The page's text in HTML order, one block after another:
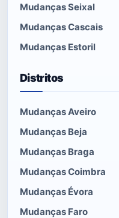
Mudanças Seixal
Mudanças Cascais
Mudanças Estoril
Distritos
Mudanças Aveiro
Mudanças Beja
Mudanças Braga
Mudanças Coimbra
Mudanças Évora
Mudanças Faro